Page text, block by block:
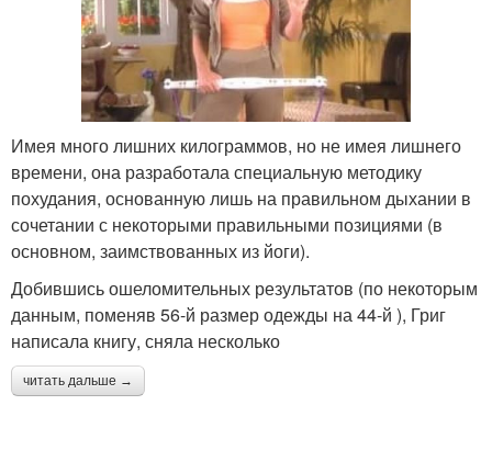
Имея много лишних килограммов, но не имея лишнего
времени, она разработала специальную методику
похудания, основанную лишь на правильном дыхании в
сочетании с некоторыми правильными позициями (в
основном, заимствованных из йоги).
Добившись ошеломительных результатов (по некоторым
данным, поменяв 56-й размер одежды на 44-й ), Григ
написала книгу, сняла несколько
читать дальше →